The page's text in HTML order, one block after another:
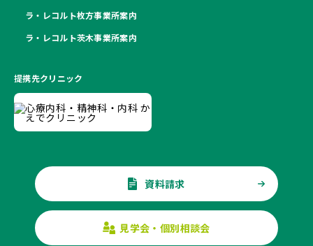
ラ・レコルト枚方事業所案内
ラ・レコルト茨木事業所案内
提携先クリニック
資料請求
見学会・個別相談会